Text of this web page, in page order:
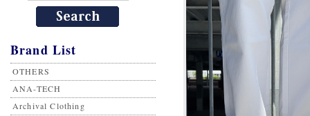
Brand List
OTHERS
ANA-TECH
Archival Clothing